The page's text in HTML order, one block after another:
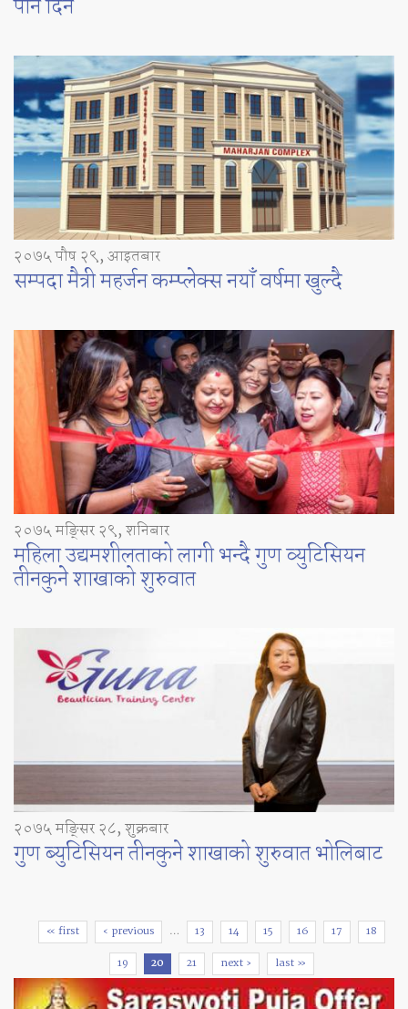
२०७५ पौष २९, आइतबार
सम्पदा मैत्री महर्जन कम्प्लेक्स नयाँ वर्षमा खुल्दै
२०७५ मङ्सिर २९, शनिबार
महिला उद्यमशीलताको लागी भन्दै गुण व्युटिसियन
तीनकुने शाखाको शुरुवात
२०७५ मङ्सिर २८, शुक्रबार
गुण ब्युटिसियन तीनकुने शाखाको शुरुवात भोलिबाट
Pages
« first ‹ previous … 13 14 15 16 17
18
19
20 21 next › last »